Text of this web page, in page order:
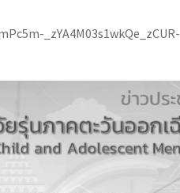
_zYA4M03s1wkQe_zCUR-